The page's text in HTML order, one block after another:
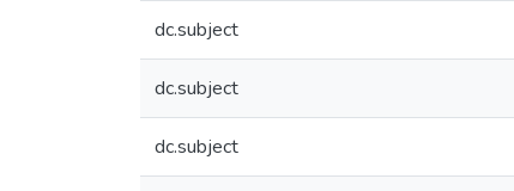
dc.subject
dc.subject
dc.subject